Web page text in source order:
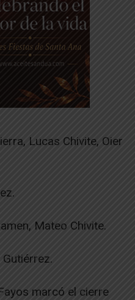
Lucas Chivite, Oier
Mateo Chivite.
marcó el cierre